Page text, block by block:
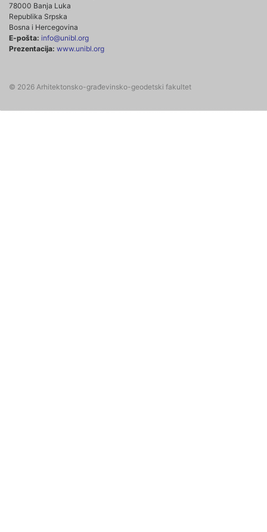
78000 Banja Luka
Republika Srpska
Bosna i Hercegovina
E-pošta: info@unibl.org
Prezentacija: www.unibl.org
© 2026 Arhitektonsko-građevinsko-geodetski fakultet